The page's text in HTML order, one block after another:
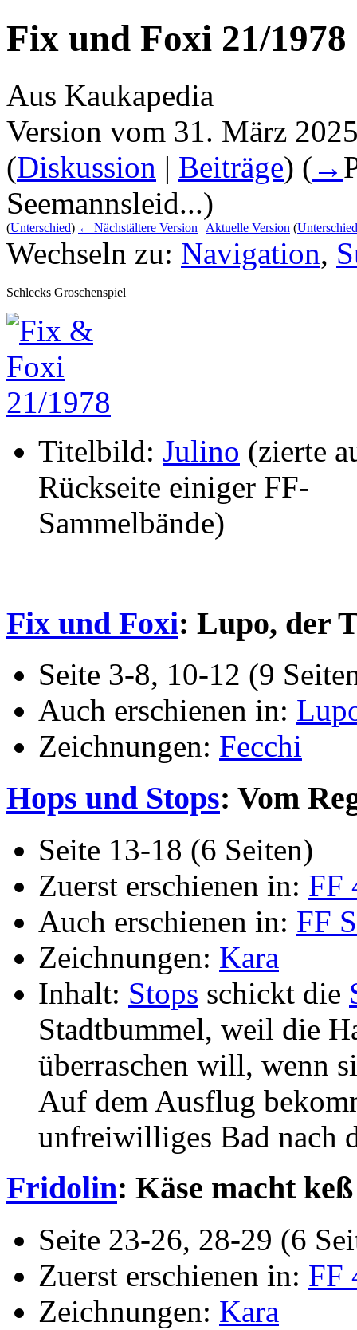
Fix und Foxi 21/1978
Aus Kaukapedia
Version vom 31. März
(Diskussion | Beiträge) ( →
Seemannsleid...)
(Unterschied) ← Nächstältere Version | Aktuelle Version (Unterschied
Wechseln zu: Navigation,
Schlecks Groschenspiel
Titelbild: Julino (zierte
Rückseite einiger FF-
Sammelbände)
Fix und Foxi: Lupo, der
Seite 3-8, 10-12 (9
Auch erschienen in:
Zeichnungen: Fecchi
Hops und Stops: Vom
Seite 13-18 (6 Seiten)
Zuerst erschienen in: FF
Auch erschienen in: FF
Zeichnungen: Kara
Inhalt: Stops schickt die
Stadtbummel, weil die
überraschen will, wenn
Auf dem Ausflug
unfreiwilliges Bad nach
Fridolin: Käse macht keß
Seite 23-26, 28-29 (6
Zuerst erschienen in: FF
Zeichnungen: Kara